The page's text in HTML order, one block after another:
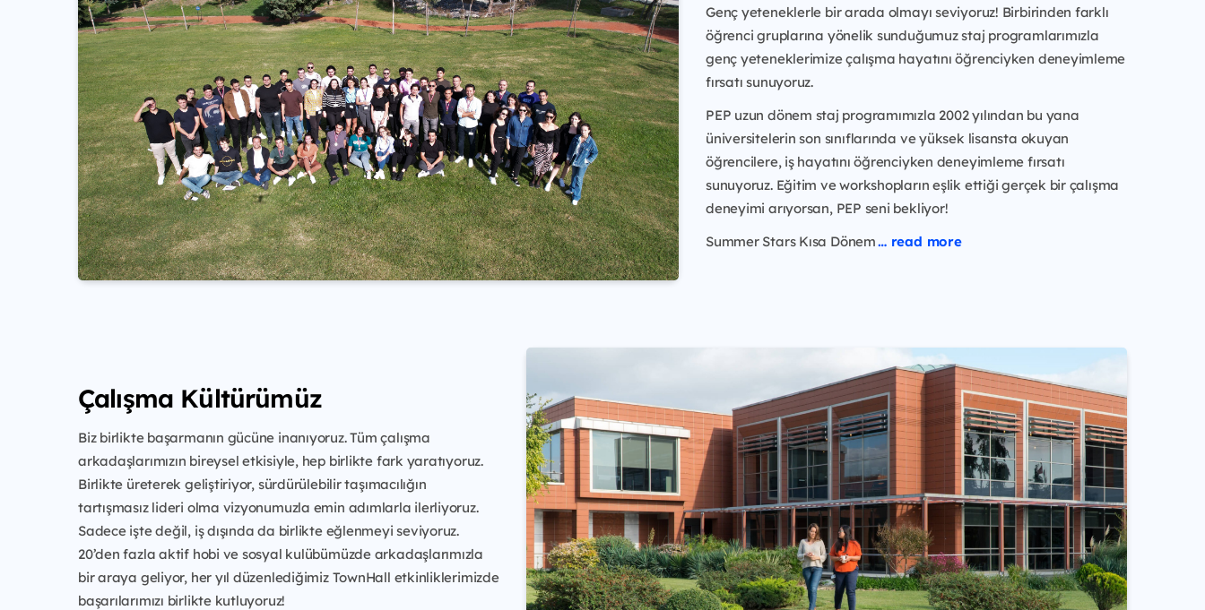
Genç yeteneklerle bir arada olmayı seviyoruz! Birbirinden farklı
öğrenci gruplarına yönelik sunduğumuz staj programlarımızla
genç yeteneklerimize çalışma hayatını öğrenciyken deneyimleme
fırsatı sunuyoruz.
PEP uzun dönem staj programımızla 2002 yılından bu yana
üniversitelerin son sınıflarında ve yüksek lisansta okuyan
öğrencilere, iş hayatını öğrenciyken deneyimleme fırsatı
sunuyoruz. Eğitim ve workshopların eşlik ettiği gerçek bir çalışma
deneyimi arıyorsan, PEP seni bekliyor!
Summer Stars Kısa Dönem… read more
Çalışma Kültürümüz
Biz birlikte başarmanın gücüne inanıyoruz. Tüm çalışma
arkadaşlarımızın bireysel etkisiyle, hep birlikte fark yaratıyoruz.
Birlikte üreterek geliştiriyor, sürdürülebilir taşımacılığın
tartışmasız lideri olma vizyonumuzla emin adımlarla ilerliyoruz.
Sadece işte değil, iş dışında da birlikte eğlenmeyi seviyoruz.
20’den fazla aktif hobi ve sosyal kulübümüzde arkadaşlarımızla
bir araya geliyor, her yıl düzenlediğimiz TownHall etkinliklerimizde
başarılarımızı birlikte kutluyoruz!